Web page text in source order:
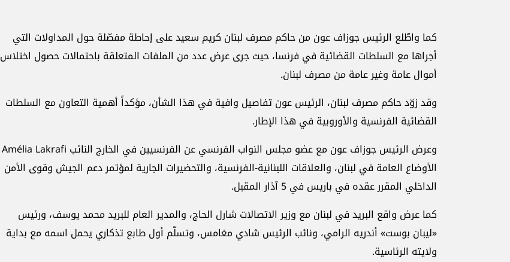
كما واطّلع الرئيس جوزاف عون من حاكم مصرف لبنان كريم سعيد على إحاطة مفصّلة حول المداولات التي
أجراها مع السلطات القضائية في فرنسا، حيث جرى عرض عدد من الملفات المتعلقة باحتمالات حصول اختلاس
أموال عامة وغير عامة من مصرف لبنان.
وقد زوّد حاكم مصرف لبنان، الرئيس عون تفاصيل وافية في هذا الشأن، مؤكداً أهمية التعاون مع السلطات
القضائية الفرنسية والأوروبية في هذا الإطار.
وعرض الرئيس جوزاف عون مع عضو مجلس النواب الفرنسي عن الفرنسيين في الخارج النائب Amélia Lakrafi
الأوضاع العامة في لبنان، والعلاقات اللبنانية-الفرنسية، والتحضيرات الجارية لمؤتمر دعم الجيش وقوى الأمن
الداخلي المقرر عقده في باريس في 5 آذار المقبل.
كما عرض واقع البريد في لبنان مع وزير الاتصالات شارل الحاج، والمدير العام للبريد محمد يوسف، ورئيس
«ليبان بوست» أندريه الرامي، ونائب الرئيس شادي مغامس، وتسلّم أول طابع تذكاري يحمل اسمه مع بداية
ولايته الرئاسية.